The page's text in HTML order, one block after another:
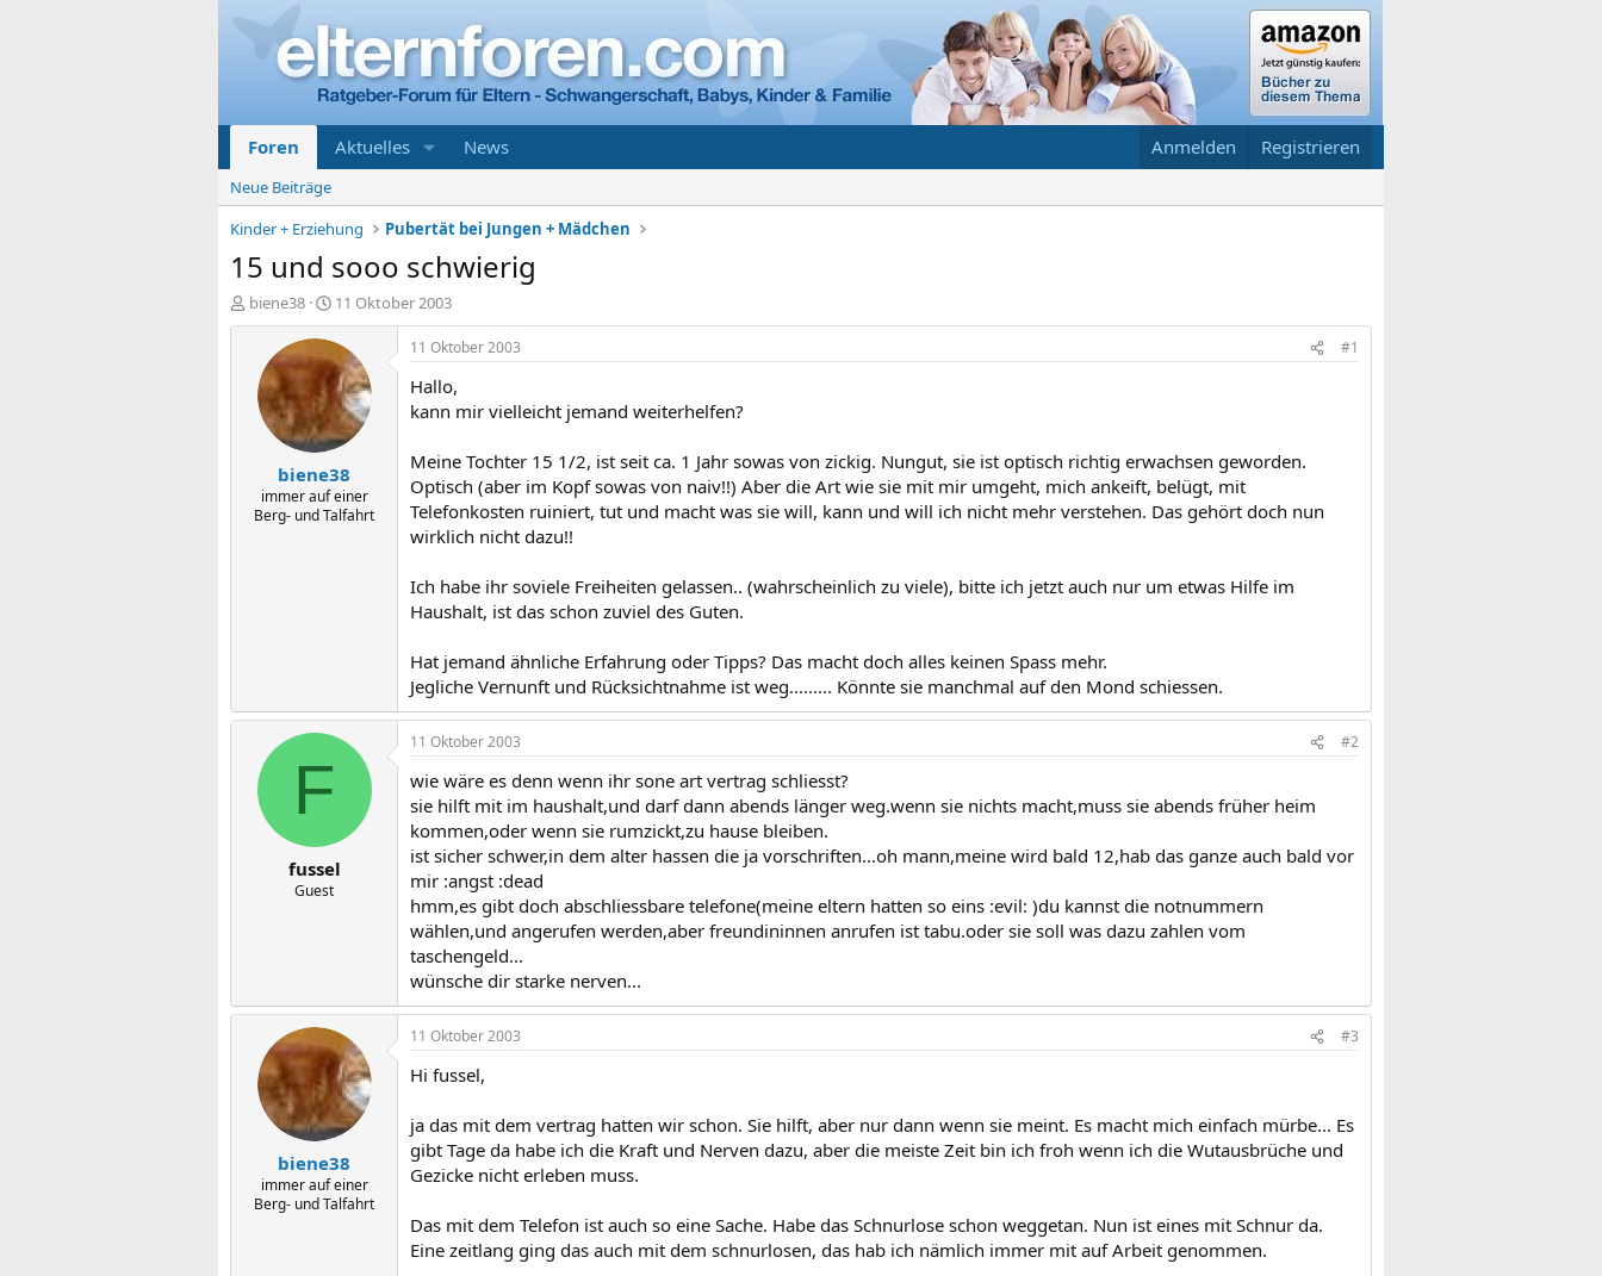
Foren Aktuelles News Anmelden Registrieren
Neue Beiträge
Kinder + Erziehung
Pubertät bei Jungen + Mädchen
15 und sooo schwierig
E
r
biene38
E
r
s
t
e
l
t
a
m
11 Oktober 2003
biene38
immer auf einer
Berg- und Talfahrt
11 Oktober 2003 #1
Hallo,
kann mir vielleicht jemand weiterhelfen?
Meine Tochter 15 1/2, ist seit ca. 1 Jahr sowas von zickig. Nungut, sie ist optisch richtig erwachsen geworden.
Optisch (aber im Kopf sowas von naiv!!) Aber die Art wie sie mit mir umgeht, mich ankeift, belügt, mit
Telefonkosten ruiniert, tut und macht was sie will, kann und will ich nicht mehr verstehen. Das gehört doch nun
wirklich nicht dazu!!
Ich habe ihr soviele Freiheiten gelassen.. (wahrscheinlich zu viele), bitte ich jetzt auch nur um etwas Hilfe im
Haushalt, ist das schon zuviel des Guten.
Hat jemand ähnliche Erfahrung oder Tipps? Das macht doch alles keinen Spass mehr.
Jegliche Vernunft und Rücksichtnahme ist weg......... Könnte sie manchmal auf den Mond schiessen.
F
fussel
Guest
11 Oktober 2003 #2
wie wäre es denn wenn ihr sone art vertrag schliesst?
sie hilft mit im haushalt,und darf dann abends länger weg.wenn sie nichts macht,muss sie abends früher heim
kommen,oder wenn sie rumzickt,zu hause bleiben.
ist sicher schwer,in dem alter hassen die ja vorschriften...oh mann,meine wird bald 12,hab das ganze auch bald vor
mir :angst :dead
hmm,es gibt doch abschliessbare telefone(meine eltern hatten so eins :evil: )du kannst die notnummern
wählen,und angerufen werden,aber freundininnen anrufen ist tabu.oder sie soll was dazu zahlen vom
taschengeld...
wünsche dir starke nerven...
biene38
immer auf einer
Berg- und Talfahrt
11 Oktober 2003 #3
Hi fussel,
ja das mit dem vertrag hatten wir schon. Sie hilft, aber nur dann wenn sie meint. Es macht mich einfach mürbe... Es
gibt Tage da habe ich die Kraft und Nerven dazu, aber die meiste Zeit bin ich froh wenn ich die Wutausbrüche und
Gezicke nicht erleben muss.
Das mit dem Telefon ist auch so eine Sache. Habe das Schnurlose schon weggetan. Nun ist eines mit Schnur da.
Eine zeitlang ging das auch mit dem schnurlosen, das hab ich nämlich immer mit auf Arbeit genommen.